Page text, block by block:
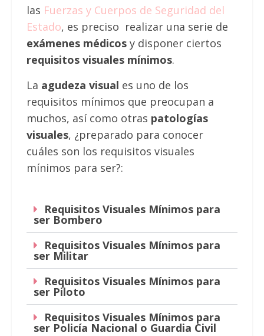
las Fuerzas y Cuerpos de Seguridad del
Estado, es preciso realizar una serie de
exámenes médicosy disponer ciertos
requisitos visuales mínimos.
La agudeza visual es uno de los
requisitos mínimos que preocupan a
muchos, así como otras patologías
visuales, ¿preparado para conocer
cuáles son los requisitos visuales
mínimos para ser?:
Requisitos Visuales Mínimos para
ser Bombero
Requisitos Visuales Mínimos para
ser Militar
Requisitos Visuales Mínimos para
ser Piloto
Requisitos Visuales Mínimos para
ser Policía Nacional o Guardia Civil